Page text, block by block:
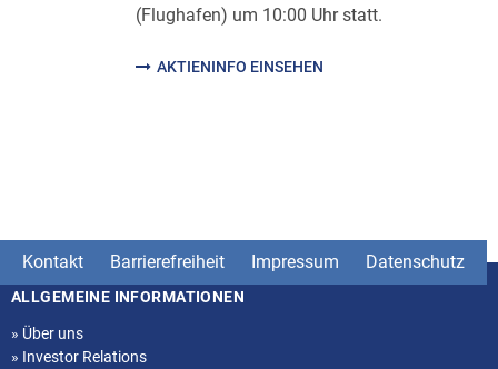
(Flughafen) um 10:00 Uhr statt.
AKTIENINFO EINSEHEN
Kontakt Barrierefreiheit Impressum Datenschutz
Seitenstruktur
ALLGEMEINE INFORMATIONEN
» Über uns
» Investor Relations